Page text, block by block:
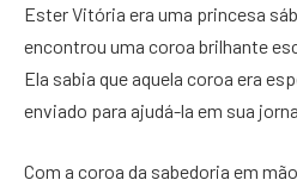
Ester Vitória era uma princesa
encontrou uma coroa brilhante
Ela sabia que aquela coroa era
enviado para ajudá-la em sua
Com a coroa da sabedoria em